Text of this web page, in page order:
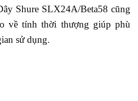
Shure SLX24A/Beta58 cũng
về tính thời thượng giúp phù
sử dụng.